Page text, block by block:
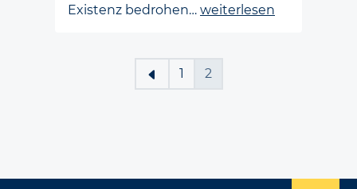
Existenz bedrohen… weiterlesen
1 2